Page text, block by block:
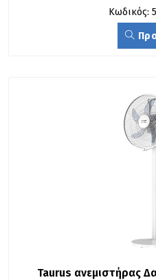
Κωδικός:
Taurus ανεμιστήρας